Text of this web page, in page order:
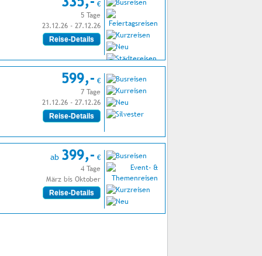
€
5 Tage
23.12.26 - 27.12.26
Reise-Details
599,- €
7 Tage
21.12.26 - 27.12.26
Reise-Details
ab 399,- €
4 Tage
März bis Oktober
Reise-Details